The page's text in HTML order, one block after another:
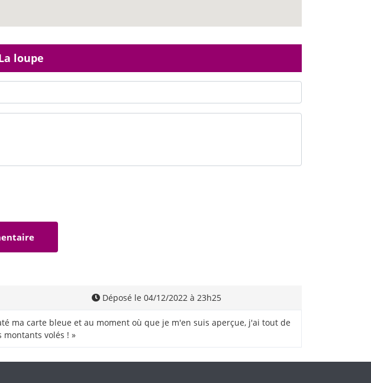
loupe
Déposé le 04/12/2022 à 23h25
ma carte bleue et au moment où que je m'en suis aperçue, j'ai tout de
volés ! »